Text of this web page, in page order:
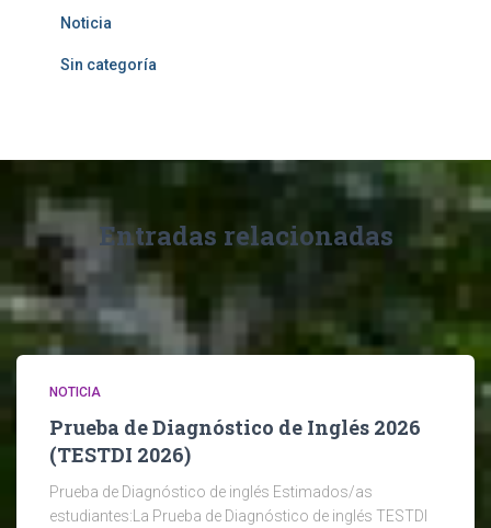
Noticia
Sin categoría
Entradas relacionadas
NOTICIA
Prueba de Diagnóstico de Inglés 2026
(TESTDI 2026)
Prueba de Diagnóstico de inglés Estimados/as
estudiantes:La Prueba de Diagnóstico de inglés TESTDI